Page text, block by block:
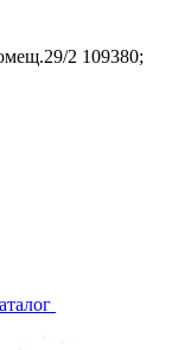
2 109380;